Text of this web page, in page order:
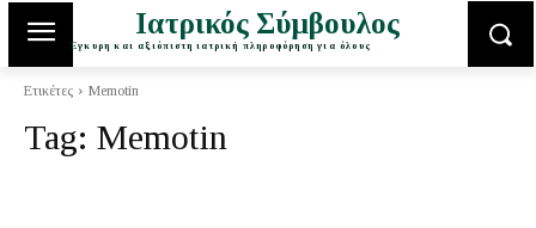
Ιατρικός Σύμβουλος
Έγκυρη και αξιόπιστη ιατρική πληροφόρηση για όλους
Ετικέτες Memotin
Tag: Memotin